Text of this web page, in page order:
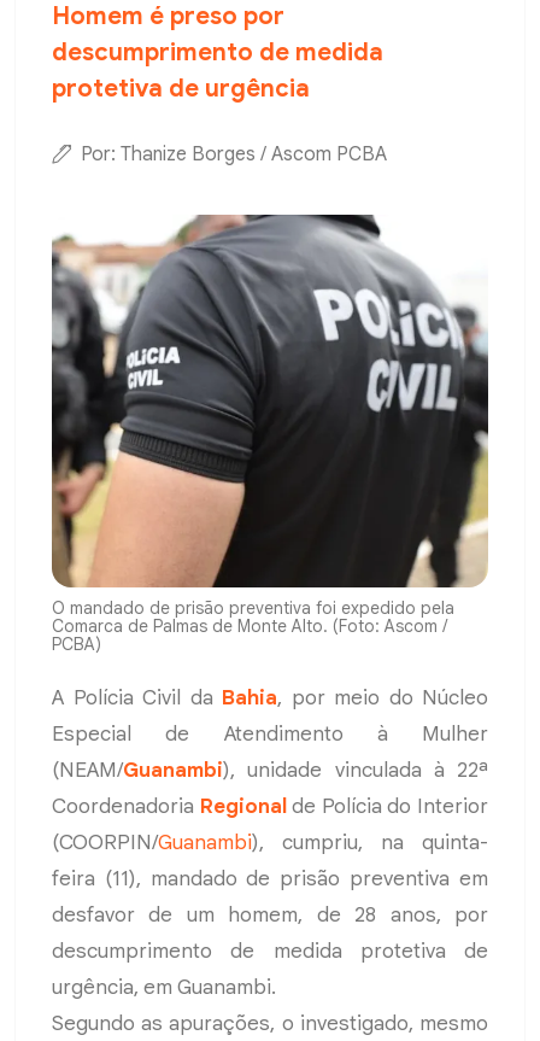
Homem é preso por
descumprimento de medida
protetiva de urgência
Por: Thanize Borges / Ascom PCBA
O mandado de prisão preventiva foi expedido pela
Comarca de Palmas de Monte Alto. (Foto: Ascom /
PCBA)
A Polícia Civil da Bahia, por meio do Núcleo
Especial de Atendimento à Mulher
(NEAM/Guanambi), unidade vinculada à 22ª
Coordenadoria Regionalde Polícia do Interior
(COORPIN/Guanambi), cumpriu, na quinta-
feira (11), mandado de prisão preventiva em
desfavor de um homem, de 28 anos, por
descumprimento de medida protetiva de
urgência, em Guanambi.
Segundo as apurações, o investigado, mesmo